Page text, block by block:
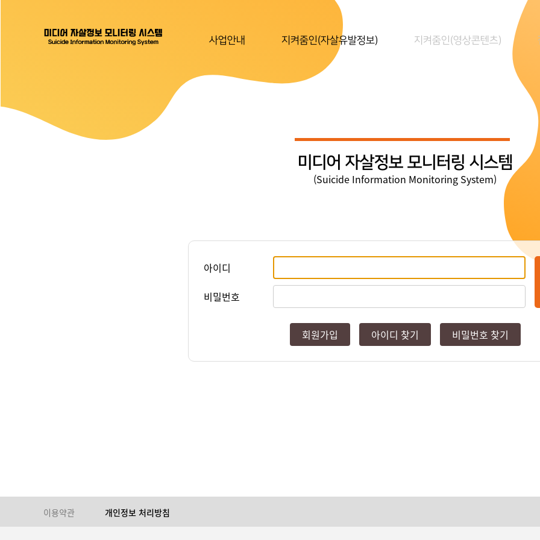
사업안내 지켜줌인(자살유발정보) 지켜줌인(영상콘텐츠)
미디어 자살정보 모니터링 시스템
(Suicide Information Monitoring System)
아이디
비밀번호
회원가입 아이디 찾기 비밀번호 찾기
이용약관 개인정보 처리방침